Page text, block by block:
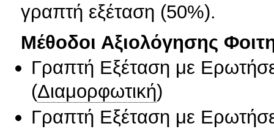
γραπτή εξέταση (50%).
Μέθοδοι Αξιολόγησης
Γραπτή Εξέταση με
(Διαμορφωτική)
Γραπτή Εξέταση με